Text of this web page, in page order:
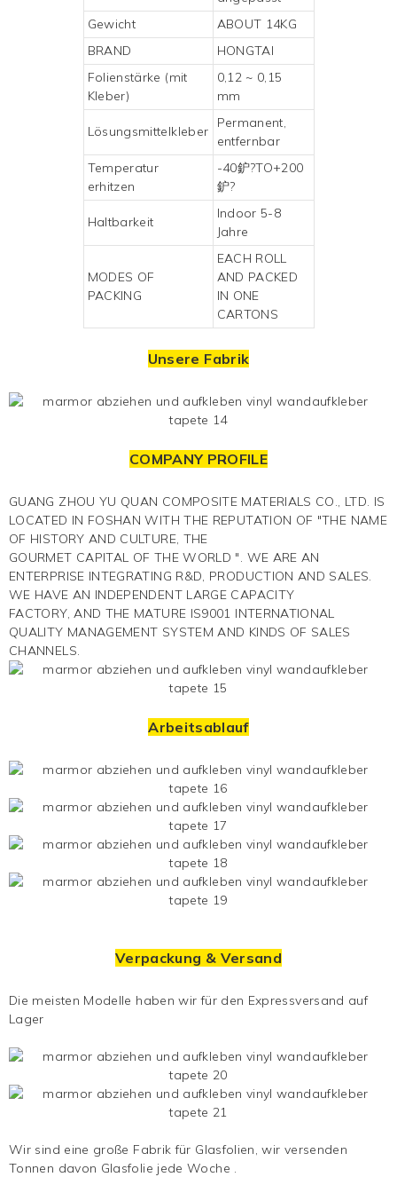
Gewicht
ABOUT 14KG
BRAND
HONGTAI
Folienstärke (mit
Kleber)
0,12 ~ 0,15
mm
Lösungsmittelkleber
Permanent,
entfernbar
Temperatur
erhitzen
-40鈩?TO+200
鈩?
Haltbarkeit
Indoor 5-8
Jahre
MODES OF
PACKING
EACH ROLL
AND PACKED
IN ONE
CARTONS
Unsere Fabrik
COMPANY PROFILE
GUANG ZHOU YU QUAN COMPOSITE MATERIALS CO., LTD. IS
LOCATED IN FOSHAN WITH THE REPUTATION OF "THE NAME
OF HISTORY AND CULTURE, THE
GOURMET CAPITAL OF THE WORLD ". WE ARE AN
ENTERPRISE INTEGRATING R&D, PRODUCTION AND SALES.
WE HAVE AN INDEPENDENT LARGE CAPACITY
FACTORY, AND THE MATURE IS9001 INTERNATIONAL
QUALITY MANAGEMENT SYSTEM AND KINDS OF SALES
CHANNELS.
Arbeitsablauf
Verpackung & Versand
Die meisten Modelle haben wir für den Expressversand auf
Lager
Wir sind eine große Fabrik für Glasfolien, wir versenden
Tonnen davon Glasfolie jede Woche .